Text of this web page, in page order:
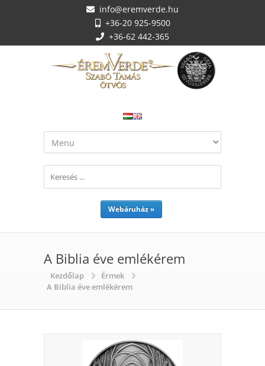
info@eremverde.hu
+36-20 925-9500
+36-62 442-365
Webáruház »
A Biblia éve emlékérem
Kezdőlap
Érmek
A Biblia éve emlékérem